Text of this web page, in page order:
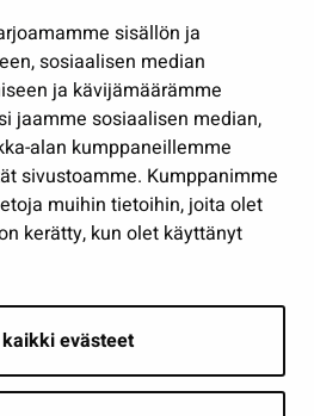
sisällön ja
sosiaalisen median
ja kävijämäärämme
jaamme sosiaalisen median,
alan kumppaneillemme
sivustoamme. Kumppanimme
muihin tietoihin, joita olet
kerätty, kun olet käyttänyt
evästeet